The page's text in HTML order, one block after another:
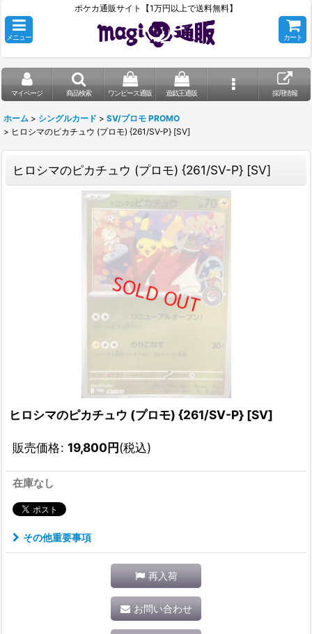
ポケカ通販サイト【1万円以上で送料無料】
メニュー カート
マイページ 商品検索 ワンピース通販 遊戯王通販 採用情報
ホーム > シングルカード > SV/プロモ PROMO
> ヒロシマのピカチュウ (プロモ) {261/SV-P} [SV]
ヒロシマのピカチュウ (プロモ) {261/SV-P} [SV]
ヒロシマのピカチュウ (プロモ) {261/SV-P} [SV]
販売価格: 19,800円(税込)
在庫なし
その他重要事項
再入荷
お問い合わせ